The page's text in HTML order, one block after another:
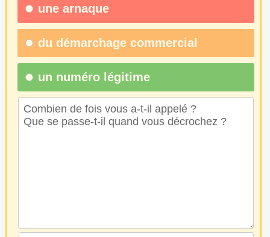
une arnaque
du démarchage commercial
un numéro légitime